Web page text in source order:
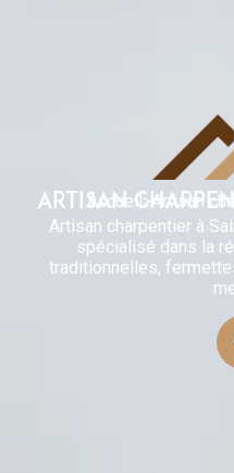
Accueil>Artisan
ARTISAN
Artisan charpentier à
spécialisé dans la
traditionnelles,